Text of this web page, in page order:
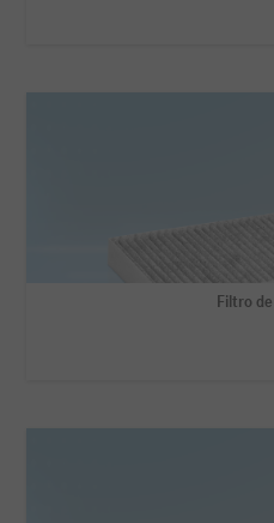
Filtro